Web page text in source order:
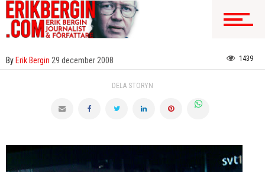
By Erik Bergin 29 december 2008 1439
DELA STORYN